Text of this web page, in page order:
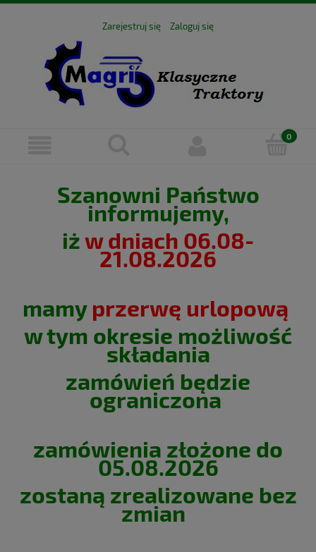
Zarejestruj się Zaloguj się
Szanowni Państwo
informujemy,
iżw dniach 06.08-
21.08.2026
mamy przerwę urlopową
w tym okresie możliwość
składania
zamówień będzie
ograniczona
zamówienia złożone do
05.08.2026
zostaną zrealizowane bez
zmian